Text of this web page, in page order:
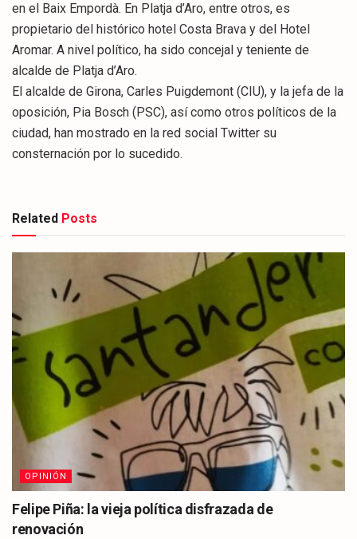
en el Baix Empordà. En Platja d’Aro, entre otros, es
propietario del histórico hotel Costa Brava y del Hotel
Aromar. A nivel político, ha sido concejal y teniente de
alcalde de Platja d’Aro.
El alcalde de Girona, Carles Puigdemont (CIU), y la jefa de la
oposición, Pia Bosch (PSC), así como otros políticos de la
ciudad, han mostrado en la red social Twitter su
consternación por lo sucedido.
Related Posts
OPINIÓN
Felipe Piña: la vieja política disfrazada de
renovación